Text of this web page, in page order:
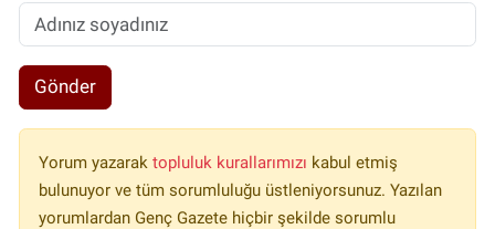
Gönder
Yorum yazarak topluluk kurallarımızı kabul etmiş
bulunuyor ve tüm sorumluluğu üstleniyorsunuz. Yazılan
yorumlardan Genç Gazete hiçbir şekilde sorumlu